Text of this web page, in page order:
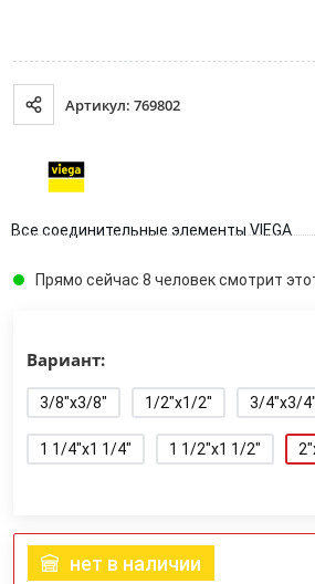
Артикул: 769802
Все соединительные элементы VIEGA
Прямо сейчас 8 человек смотрит
Вариант:
3/8"x3/8" 1/2"x1/2" 3/4"x3/4"
1 1/4"x1 1/4" 1 1/2"x1 1/2"
нет в наличии